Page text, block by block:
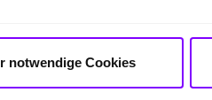
notwendige Cookies
Class
Škoda Small Fleet